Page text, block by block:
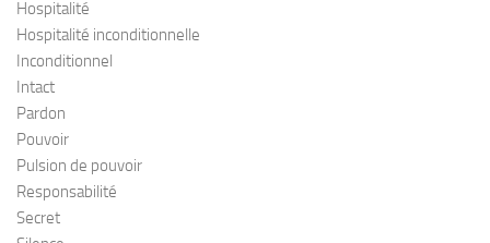
Hospitalité
Hospitalité inconditionnelle
Inconditionnel
Intact
Pardon
Pouvoir
Pulsion de pouvoir
Responsabilité
Secret